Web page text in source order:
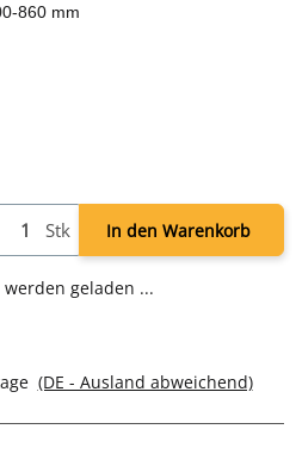
860 mm
mit Gleitern
Stk In den Warenkorb
geladen ...
(DE - Ausland abweichend)